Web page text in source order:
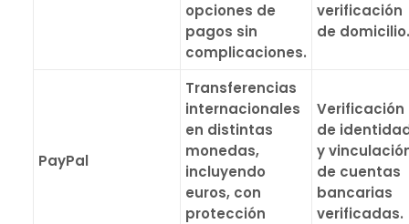
opciones de
pagos sin
complicaciones.
verificación
de domicilio.
PayPal
Transferencias
internacionales
en distintas
monedas,
incluyendo
euros, con
protección
Verificación
de
y
de cuentas
bancarias
verificadas.